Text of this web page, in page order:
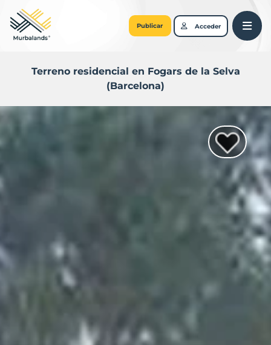
Publicar Acceder
Terreno residencial en Fogars de la Selva
(Barcelona)